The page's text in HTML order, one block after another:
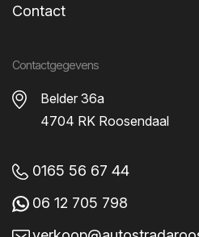
Beschrijving
Opties
Opties
Achterbank neerklapbaar
Contact
Contactgegevens
Belder 36a
4704 RK Roosendaal
0165 56 67 44
06 12 705 798